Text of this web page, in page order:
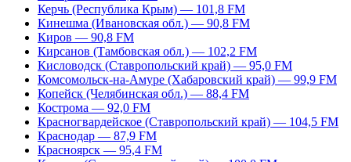
Керчь (Республика Крым) — 101,8 FM
Кинешма (Ивановская обл.) — 90,8 FM
Киров — 90,8 FM
Кирсанов (Тамбовская обл.) — 102,2 FM
Кисловодск (Ставропольский край) — 95,0 FM
Комсомольск-на-Амуре (Хабаровский край) — 99,9 FM
Копейск (Челябинская обл.) — 88,4 FM
Кострома — 92,0 FM
Красногвардейское (Ставропольский край) — 104,5 FM
Краснодар — 87,9 FM
Красноярск — 95,4 FM